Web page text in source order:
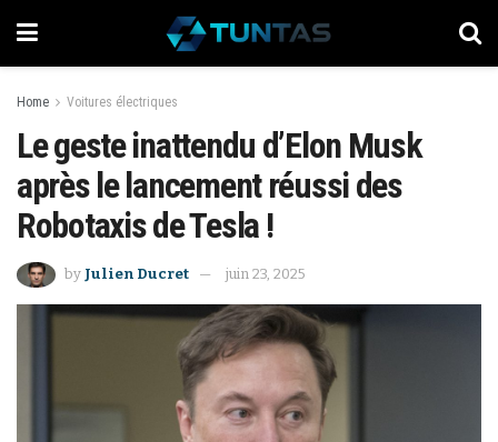
Home Voitures électriques
Le geste inattendu d’Elon Musk
après le lancement réussi des
Robotaxis de Tesla !
by Julien Ducret juin 23, 2025